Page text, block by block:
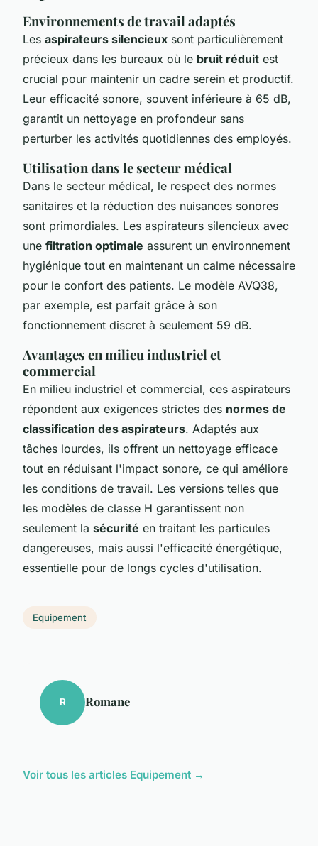
Environnements de travail adaptés
Les aspirateurs silencieux sont particulièrement
précieux dans les bureaux où le bruit réduit est
crucial pour maintenir un cadre serein et productif.
Leur efficacité sonore, souvent inférieure à 65 dB,
garantit un nettoyage en profondeur sans
perturber les activités quotidiennes des employés.
Utilisation dans le secteur médical
Dans le secteur médical, le respect des normes
sanitaires et la réduction des nuisances sonores
sont primordiales. Les aspirateurs silencieux avec
une filtration optimale assurent un environnement
hygiénique tout en maintenant un calme nécessaire
pour le confort des patients. Le modèle AVQ38,
par exemple, est parfait grâce à son
fonctionnement discret à seulement 59 dB.
Avantages en milieu industriel et
commercial
En milieu industriel et commercial, ces aspirateurs
répondent aux exigences strictes des normes de
classification des aspirateurs. Adaptés aux
tâches lourdes, ils offrent un nettoyage efficace
tout en réduisant l'impact sonore, ce qui améliore
les conditions de travail. Les versions telles que
les modèles de classe H garantissent non
seulement la sécurité en traitant les particules
dangereuses, mais aussi l'efficacité énergétique,
essentielle pour de longs cycles d'utilisation.
Equipement
R Romane
Voir tous les articles Equipement →